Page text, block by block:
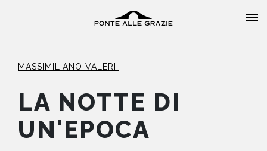
HOME
MASSIMILIANO VALERII
LA NOTTE DI
UN'EPOCA